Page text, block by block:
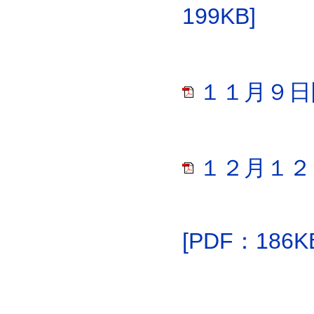
199KB]
１１月９
１２月１
[PDF：